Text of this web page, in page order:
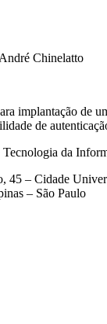
Chinelatto
implantação de
de
da
45 – Cidade
– São Paulo